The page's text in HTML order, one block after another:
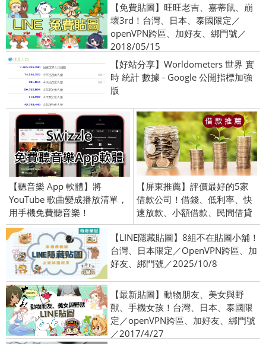
【免費貼圖】旺旺老吉、嘉蒂鼠、崩
壞3rd！台灣、日本、泰國限定／
openVPN跨區、加好友、綁門號／
2018/05/15
【好站分享】Worldometers 世界 實
時 統計 數據 - Google 公開指標加強
版
【聽音樂 App 軟體】將
YouTube 歌曲變成播放清單，
用手機免費聽音樂！
【屏東推薦】評價最好的5家
借款公司！借錢、低利率、快
速放款、小額借款、民間借貸
【LINE隱藏貼圖】8組不在貼圖小舖！
台灣、日本限定／OpenVPN跨區、加
好友、綁門號／2025/10/8
【最新貼圖】動物朋友、美女與野
獸、手機女孩！台灣、日本、泰國限
定／openVPN跨區、加好友、綁門號
／2017/4/27